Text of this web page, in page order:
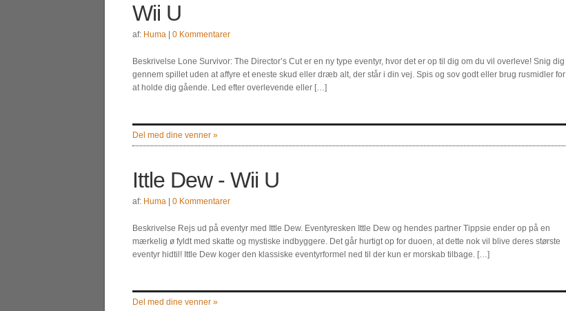
Wii U
af: Huma 0 Kommentarer
Beskrivelse Lone Survivor: The Director’s Cut er en ny type eventyr, hvor det er op til dig om du vil overleve! Snig dig
gennem spillet uden at affyre et eneste skud eller dræb alt, der står i din vej. Spis og sov godt eller brug rusmidler for
at holde dig gående. Led efter overlevende eller […]
Del med dine venner »
Ittle Dew - Wii U
af: Huma 0 Kommentarer
Beskrivelse Rejs ud på eventyr med Ittle Dew. Eventyresken Ittle Dew og hendes partner Tippsie ender op på en
mærkelig ø fyldt med skatte og mystiske indbyggere. Det går hurtigt op for duoen, at dette nok vil blive deres største
eventyr hidtil! Ittle Dew koger den klassiske eventyrformel ned til der kun er morskab tilbage. […]
Del med dine venner »